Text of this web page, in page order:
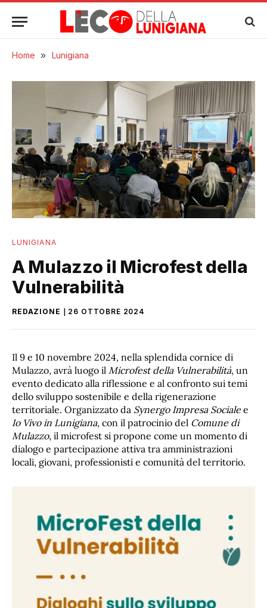
Home » Lunigiana
LUNIGIANA
A Mulazzo il Microfest della
Vulnerabilità
REDAZIONE 26 OTTOBRE 2024
Il 9 e 10 novembre 2024, nella splendida cornice di
Mulazzo, avrà luogo il Microfest della Vulnerabilità, un
evento dedicato alla riflessione e al confronto sui temi
dello sviluppo sostenibile e della rigenerazione
territoriale. Organizzato da Synergo Impresa Socialee
Io Vivo in Lunigiana, con il patrocinio del Comune di
Mulazzo, il microfest si propone come un momento di
dialogo e partecipazione attiva tra amministrazioni
locali, giovani, professionisti e comunità del territorio.